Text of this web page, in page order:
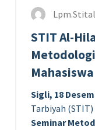
STIT Al-
Mahasiswa
Sigli, 18
Tarbiyah
Seminar